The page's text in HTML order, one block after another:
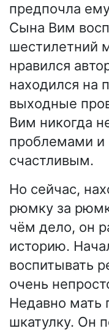
предпочла
Сына Вим
шестилетний
нравился
находился на
выходные
Вим никогда
проблемами и
счастливым.
Но сейчас,
рюмку за
чём дело, он
историю.
воспитывать
очень
Недавно мать
шкатулку. Он